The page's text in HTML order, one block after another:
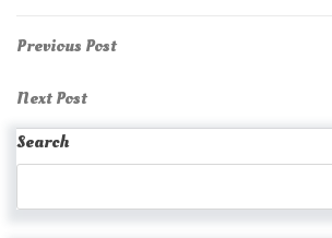
Post
navigation
Previous
Previous Post
Next
Post
Next Post
Search